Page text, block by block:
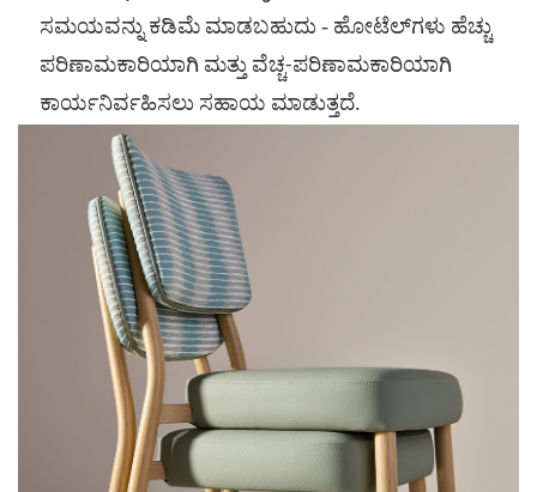
ಸಮಯವನ್ನು ಕಡಿಮೆ ಮಾಡಬಹುದು - ಹೋಟೆಲ್‌ಗಳು ಹೆಚ್ಚು
ಪರಿಣಾಮಕಾರಿಯಾಗಿ ಮತ್ತು ವೆಚ್ಚ-ಪರಿಣಾಮಕಾರಿಯಾಗಿ
ಕಾರ್ಯನಿರ್ವಹಿಸಲು ಸಹಾಯ ಮಾಡುತ್ತದೆ.